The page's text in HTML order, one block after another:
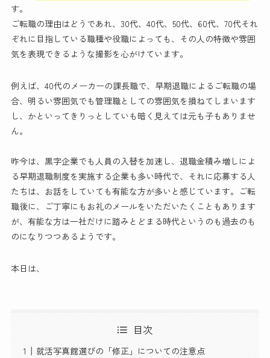
す。
ご転職の理由はどうであれ、30代、40代、50代、60代、70代それ
ぞれに目指している職種や役職によっても、その人の特徴や雰囲
気を表現できるような撮影を心がけています。
例えば、40代のメーカーの課長職で、早期退職によるご転職の場
合、明るい雰囲気でも管理職としての雰囲気を損ねてしまいます
し、かといってきりっとしていも暗く見えては元も子もありませ
ん。
昨今は、黒字企業でも人員の入替を加速し、退職金積み増しによ
る早期退職制度を実施する企業も多い時代で、それに応募する人
たちは、お話をしていても有能な方が多いと感じています。ご転
職後に、ご丁寧にもお礼のメールをいただいたくこともあります
が、有能な方は一社だけに踏みとどまる時代というのも過去のも
のになりつつあるようです。
本日は、
目次
就活写真館選びの「修正」についての注意点